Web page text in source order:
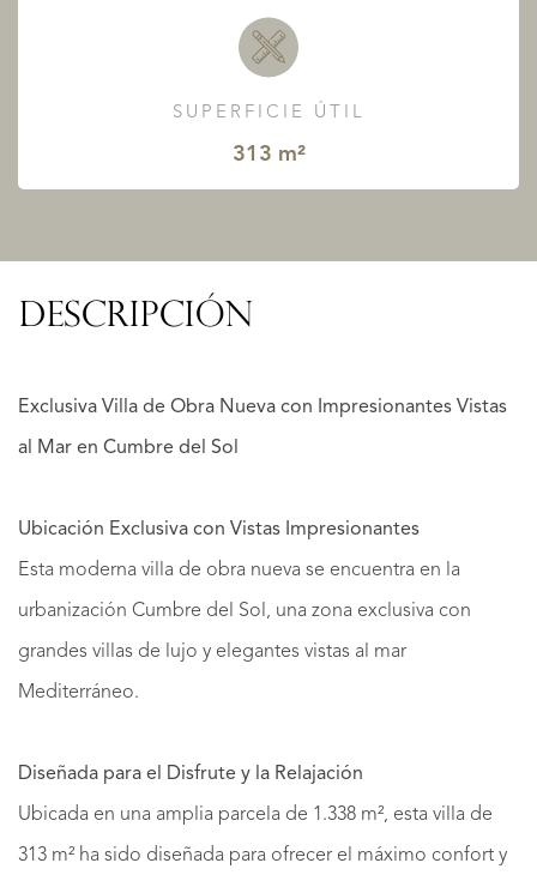
SUPERFICIE ÚTIL
313 m²
DESCRIPCIÓN
Exclusiva Villa de Obra Nueva con Impresionantes Vistas
al Mar en Cumbre del Sol
Ubicación Exclusiva con Vistas Impresionantes
Esta moderna villa de obra nueva se encuentra en la
urbanización Cumbre del Sol, una zona exclusiva con
grandes villas de lujo y elegantes vistas al mar
Mediterráneo.
Diseñada para el Disfrute y la Relajación
Ubicada en una amplia parcela de 1.338 m², esta villa de
313 m² ha sido diseñada para ofrecer el máximo confort y